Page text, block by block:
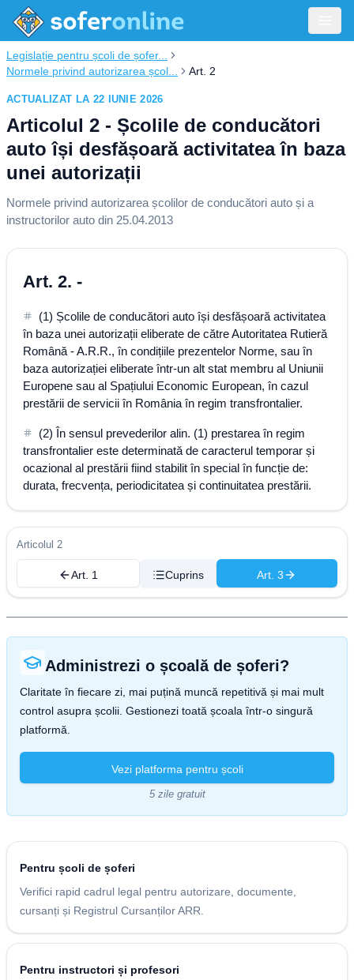
Legislație pentru școli de șofer...
Normele privind autorizarea școl...
Art. 2
ACTUALIZAT LA 22 IUNIE 2026
Articolul 2 - Școlile de conducători
auto își desfășoară activitatea în baza
unei autorizații
Normele privind autorizarea școlilor de conducători auto și a
instructorilor auto din 25.04.2013
Art. 2. -
(1) Școlile de conducători auto își desfășoară activitatea
în baza unei autorizații eliberate de către Autoritatea Rutieră
Română - A.R.R., în condițiile prezentelor Norme, sau în
baza autorizației eliberate într-un alt stat membru al Uniunii
Europene sau al Spațiului Economic European, în cazul
prestării de servicii în România în regim transfrontalier.
(2) În sensul prevederilor alin. (1) prestarea în regim
transfrontalier este determinată de caracterul temporar și
ocazional al prestării fiind stabilit în special în funcție de:
durata, frecvența, periodicitatea și continuitatea prestării.
Articolul 2
Art. 1 Cuprins Art. 3
Administrezi o școală de șoferi?
Claritate în fiecare zi, mai puțină muncă repetitivă și mai mult
control asupra școlii. Gestionezi toată școala într-o singură
platformă.
Vezi platforma pentru școli
5 zile gratuit
Pentru școli de șoferi
Verifici rapid cadrul legal pentru autorizare, documente,
cursanți și Registrul Cursanților ARR.
Pentru instructori și profesori